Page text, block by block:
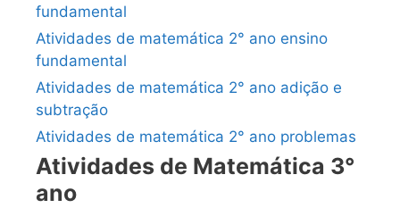
fundamental
Atividades de matemática 2° ano ensino
fundamental
Atividades de matemática 2° ano adição e
subtração
Atividades de matemática 2° ano problemas
Atividades de Matemática 3°
ano